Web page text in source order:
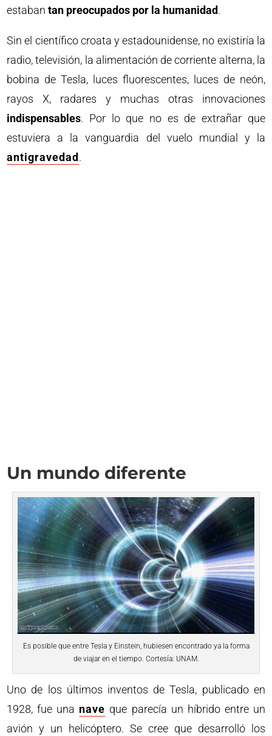
estabantan preocupados por la humanidad.
Sin el científico croata y estadounidense, no existiría la
radio, televisión, la alimentación de corriente alterna, la
bobina de Tesla, luces fluorescentes, luces de neón,
rayos X, radares y muchas otras innovaciones
indispensables. Por lo que no es de extrañar que
estuviera a la vanguardia del vuelo mundial y la
antigravedad .
Un mundo diferente
Es posible que entre Tesla y Einstein, hubiesen encontrado ya la forma
de viajar en el tiempo. Cortesía: UNAM.
Uno de los últimos inventos de Tesla, publicado en
1928, fue una nave que parecía un híbrido entre un
avión y un helicóptero. Se cree que desarrolló los